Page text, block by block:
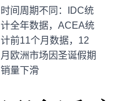
时间周期不同：IDC统
计全年数据，ACEA统
计前11个月数据，12
月欧洲市场因圣诞假期
销量下滑